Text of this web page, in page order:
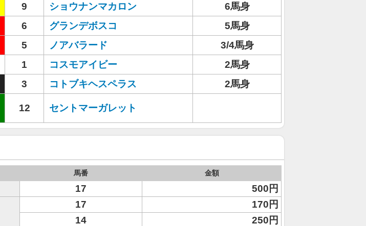
9 ショウナンマカロン
6馬身
6 グランデボスコ
5馬身
5 ノアバラード
3/4馬身
1 コスモアイビー
2馬身
3 コトブキヘスペラス
2馬身
12 セントマーガレット
馬番 金額
17 500円
17
170円
14
250円